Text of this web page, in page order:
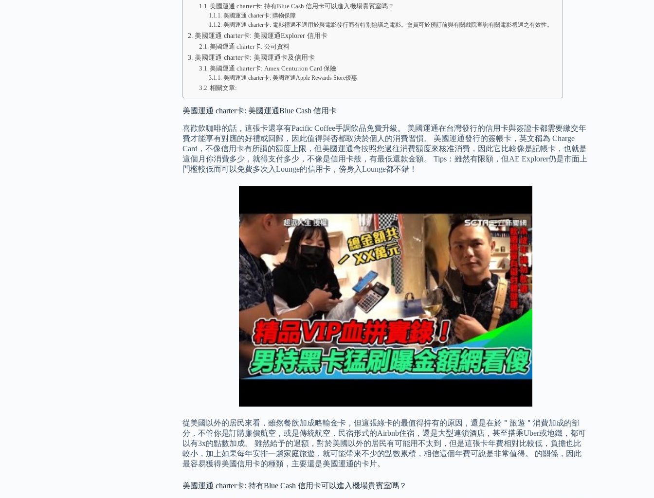
美國運通 charter卡: 持有Blue Cash 信用卡可以進入機場貴賓室嗎？
美國運通 charter卡: 購物保障
美國運通 charter卡: 電影禮遇不適用於與電影發行商有特別協議之電影。會員可於預訂前與有關戲院查詢有關電影禮遇之有效性。
美國運通 charter卡: 美國運通Explorer 信用卡
美國運通 charter卡: 公司資料
美國運通 charter卡: 美國運通卡及信用卡
美國運通 charter卡: Amex Centurion Card 保險
美國運通 charter卡: 美國運通Apple Rewards Store優惠
相關文章:
美國運通 charter卡: 美國運通Blue Cash 信用卡
喜歡飲咖啡的話，這張卡還享有Pacific Coffee手調飲品免費升級。 美國運通在台灣發行的信用卡與簽證卡都需要繳交年
費才能享有對應的好禮或回歸，因此值得與否都取決於個人的消費習慣。 美國運通發行的簽帳卡，英文稱為 Charge
Card，不像信用卡有所謂的額度上限，但美國運通會按照您過往消費額度來核准消費，因此它比較像是記帳卡，也就是
這個月你消費多少，就得支付多少，不像是信用卡般，有最低還款金額。 Tips：雖然有限額，但AE Explorer仍是市面上
門檻較低而可以免費多次入Lounge的信用卡，傍身入Lounge都不錯！
從美國以外的居民來看，雖然餐飲加成略輸金卡，但這張綠卡的最值得持有的原因，還是在於＂旅遊＂消費加成的部
分，不管你是訂購廉價航空，或是傳統航空，民宿形式的Airbnb住宿，還是大型連鎖酒店，甚至搭乘Uber或地鐵，都可
以有3x的點數加成。 雖然給予的退額，對於美國以外的居民有可能用不太到，但是這張卡年費相對比較低，負擔也比
較小，加上如果每年安排一趟家庭旅遊，就可能帶來不少的點數累積，相信這個年費可說是非常值得。 的關係，因此
最容易獲得美國信用卡的種類，主要還是美國運通的卡片。
美國運通 charter卡: 持有Blue Cash 信用卡可以進入機場貴賓室嗎？